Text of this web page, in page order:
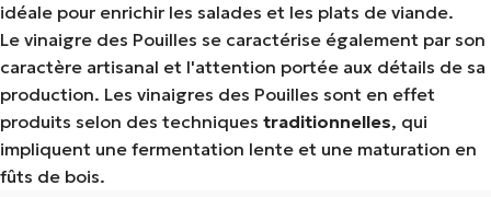
idéale pour enrichir les salades et les plats de viande.
Le vinaigre des Pouilles se caractérise également par son
caractère artisanal et l'attention portée aux détails de sa
production. Les vinaigres des Pouilles sont en effet
produits selon des techniques traditionnelles, qui
impliquent une fermentation lente et une maturation en
fûts de bois.